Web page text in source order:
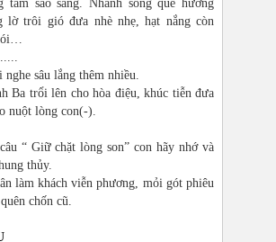
tầm sao sáng. Nhánh sông quê hương
lờ trôi gió đưa nhè nhẹ, hạt nắng còn
nghe sâu lắng thêm nhiều.
Ba trổi lên cho hòa điệu, khúc tiễn đưa
nuột lòng con(-).
“ Giữ chặt lòng son” con hãy nhớ và
thủy.
làm khách viễn phương, mỏi gót phiêu
chốn cũ.